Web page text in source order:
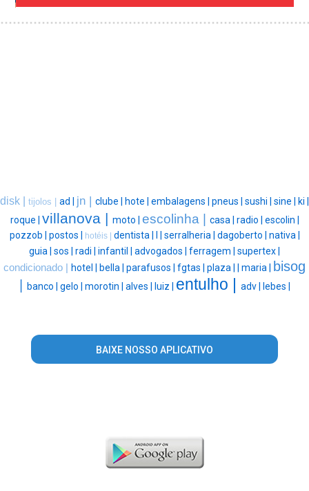
disk | tijolos | ad | jn | clube | hote | embalagens | pneus | sushi | sine |
ki |
roque | villanova | moto | escolinha | casa | radio | escolin |
pozzob | postos | hotéis | dentista | serralheria | dagoberto | nativa |
guia | sos | radi | infantil | advogados | ferragem | supertex |
condicionado |
hotel | bella | parafusos | fgtas | plaza | maria |
bisog
banco | gelo | morotin | alves | luiz | entulho | adv | lebes |
BAIXE NOSSO APLICATIVO